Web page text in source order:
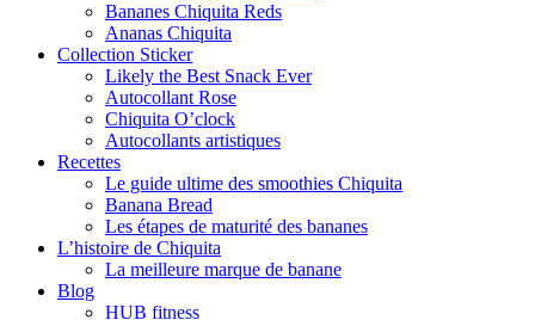
Bananes Chiquita Reds
Ananas Chiquita
Collection Sticker
Likely the Best Snack Ever
Autocollant Rose
Chiquita O’clock
Autocollants artistiques
Recettes
Le guide ultime des smoothies Chiquita
Banana Bread
Les étapes de maturité des bananes
L’histoire de Chiquita
La meilleure marque de banane
Blog
HUB fitness